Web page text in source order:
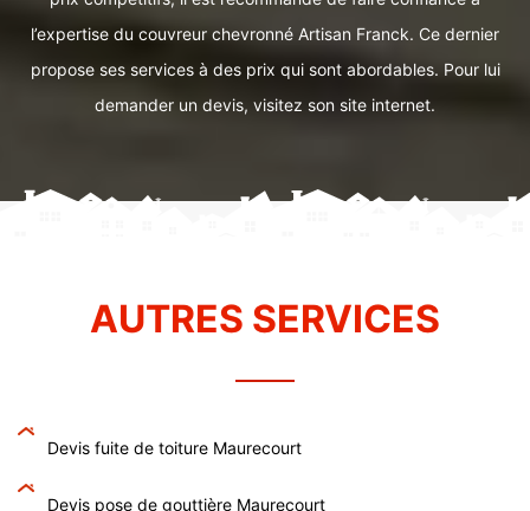
l’expertise du couvreur chevronné Artisan Franck. Ce dernier
propose ses services à des prix qui sont abordables. Pour lui
demander un devis, visitez son site internet.
AUTRES SERVICES
Devis fuite de toiture Maurecourt
Devis pose de gouttière Maurecourt